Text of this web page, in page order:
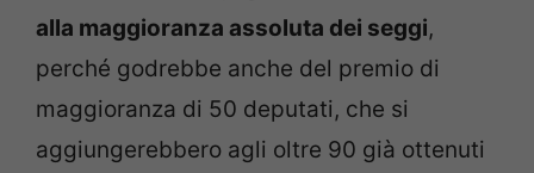
alla maggioranza assoluta dei seggi,
perché godrebbe anche del premio di
maggioranza di 50 deputati, che si
aggiungerebbero agli oltre 90 già ottenuti